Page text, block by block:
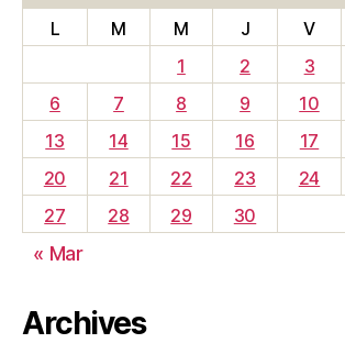
L
M M J V
1
2 3
6
7 8 9 10
13
14 15 16 17
20
21 22 23 24
27
28 29 30
« Mar
Archives